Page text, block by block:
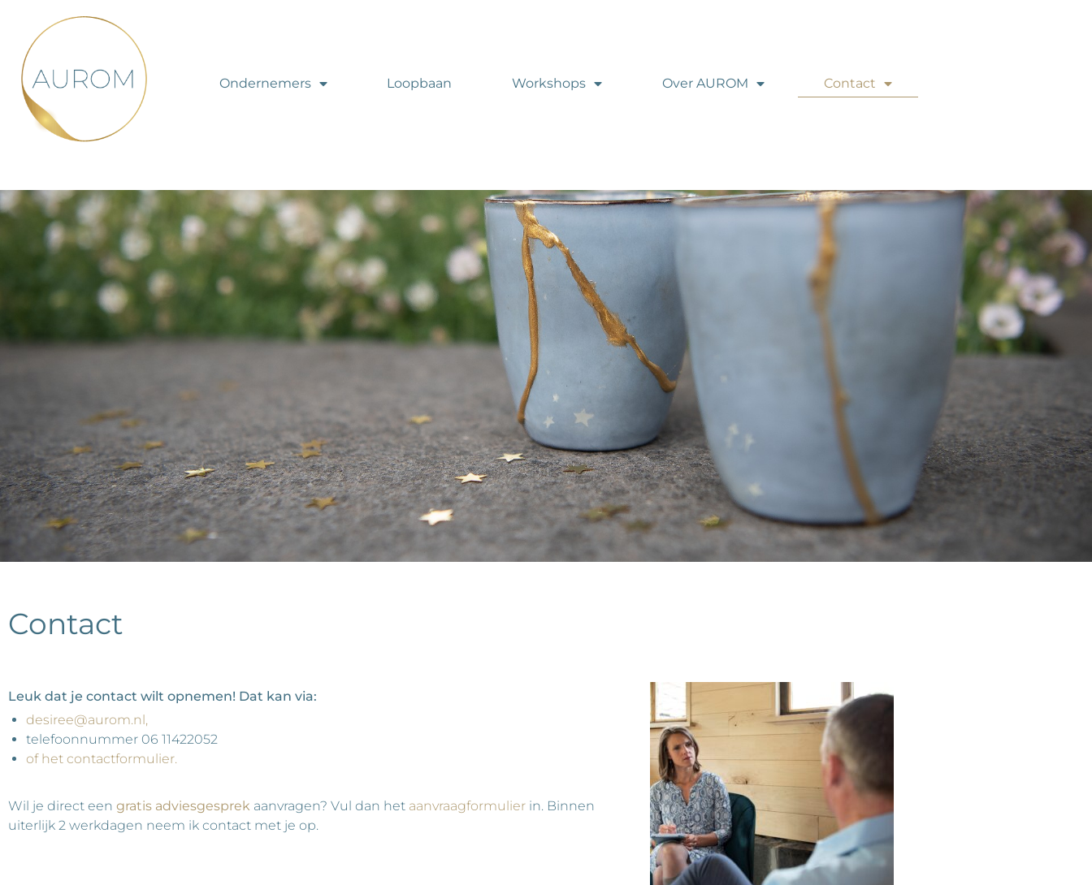
Ondernemers Loopbaan Workshops Over AUROM Contact
Contact
Leuk dat je contact wilt opnemen! Dat kan via:
desiree@aurom.nl,
telefoonnummer 06 11422052
of het contactformulier.
Wil je direct een gratis adviesgesprek aanvragen? Vul dan het aanvraagformulier in. Binnen
uiterlijk 2 werkdagen neem ik contact met je op.